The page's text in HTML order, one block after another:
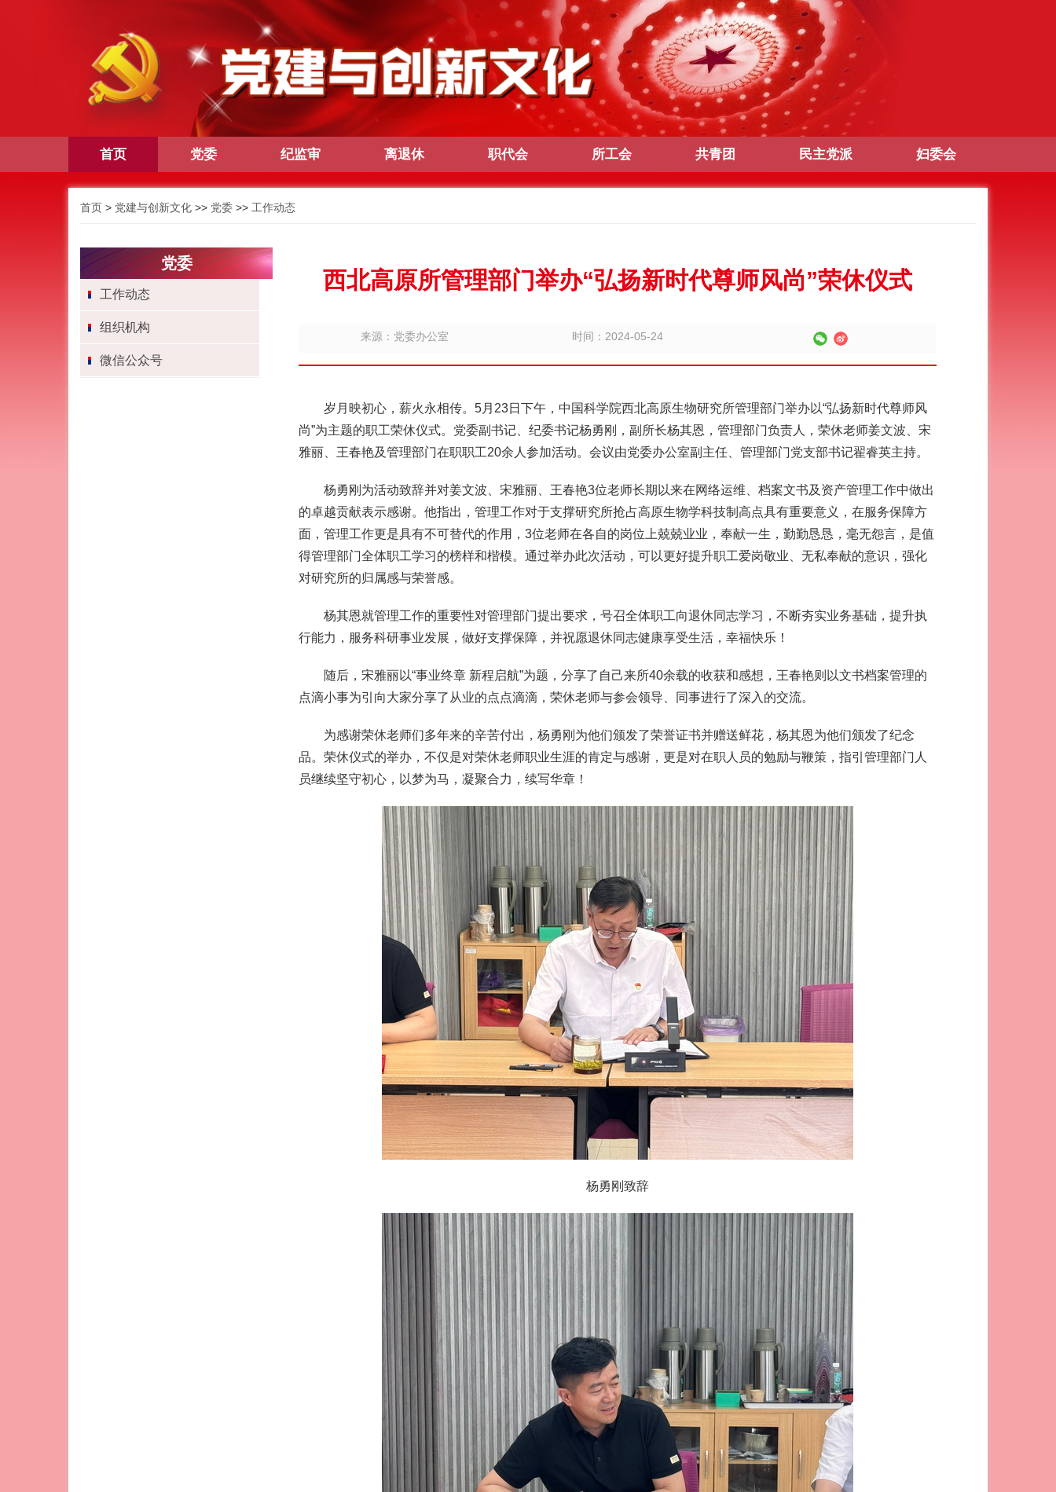
首页 党委 纪监审 离退休 职代会 所工会 共青团 民主党派 妇委会
首页 > 党建与创新文化 >> 党委 >> 工作动态
党委
工作动态
组织机构
微信公众号
西北高原所管理部门举办“弘扬新时代尊师风尚”荣休仪式
来源：党委办公室 时间：2024-05-24
岁月映初心，薪火永相传。5月23日下午，中国科学院西北高原生物研究所管理部门举办以“弘扬新时代尊师风
尚”为主题的职工荣休仪式。党委副书记、纪委书记杨勇刚，副所长杨其恩，管理部门负责人，荣休老师姜文波、宋
雅丽、王春艳及管理部门在职职工20余人参加活动。会议由党委办公室副主任、管理部门党支部书记翟睿英主持。
杨勇刚为活动致辞并对姜文波、宋雅丽、王春艳3位老师长期以来在网络运维、档案文书及资产管理工作中做出
的卓越贡献表示感谢。他指出，管理工作对于支撑研究所抢占高原生物学科技制高点具有重要意义，在服务保障方
面，管理工作更是具有不可替代的作用，3位老师在各自的岗位上兢兢业业，奉献一生，勤勤恳恳，毫无怨言，是值
得管理部门全体职工学习的榜样和楷模。通过举办此次活动，可以更好提升职工爱岗敬业、无私奉献的意识，强化
对研究所的归属感与荣誉感。
杨其恩就管理工作的重要性对管理部门提出要求，号召全体职工向退休同志学习，不断夯实业务基础，提升执
行能力，服务科研事业发展，做好支撑保障，并祝愿退休同志健康享受生活，幸福快乐！
随后，宋雅丽以“事业终章 新程启航”为题，分享了自己来所40余载的收获和感想，王春艳则以文书档案管理的
点滴小事为引向大家分享了从业的点点滴滴，荣休老师与参会领导、同事进行了深入的交流。
为感谢荣休老师们多年来的辛苦付出，杨勇刚为他们颁发了荣誉证书并赠送鲜花，杨其恩为他们颁发了纪念
品。荣休仪式的举办，不仅是对荣休老师职业生涯的肯定与感谢，更是对在职人员的勉励与鞭策，指引管理部门人
员继续坚守初心，以梦为马，凝聚合力，续写华章！
杨勇刚致辞